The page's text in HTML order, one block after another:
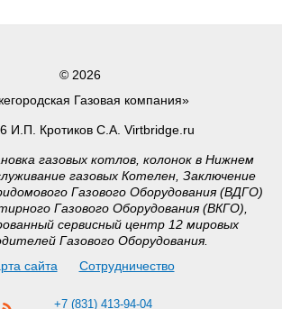
© 2026
Газовая компания»
И.П. Кротиков С.А. Virtbridge.ru
газовых котлов, колонок в Нижнем
газовых Котелен, Заключение
Газового Оборудования (ВДГО)
Газового Оборудования (ВКГО),
сервисный центр 12 мировых
Газового Оборудования.
сайта
Сотрудничество
+7 (831) 413-94-04